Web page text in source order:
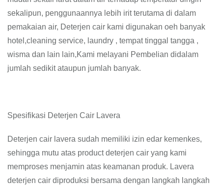
sekalipun, penggunaannya lebih irit terutama di dalam
pemakaian air, Deterjen cair kami digunakan oeh banyak
hotel,cleaning service, laundry , tempat tinggal tangga ,
wisma dan lain lain,Kami melayani Pembelian didalam
jumlah sedikit ataupun jumlah banyak.
Spesifikasi Deterjen Cair Lavera
Deterjen cair lavera sudah memiliki izin edar kemenkes,
sehingga mutu atas product deterjen cair yang kami
memproses menjamin atas keamanan produk. Lavera
deterjen cair diproduksi bersama dengan langkah langkah